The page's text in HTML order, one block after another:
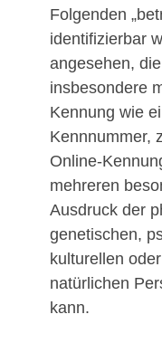
Folgenden
identifizierbar
angesehen,
insbesondere
Kennung wie
Kennnummer,
Online-
mehreren
Ausdruck der
genetischen,
kulturellen
natürlichen
kann.